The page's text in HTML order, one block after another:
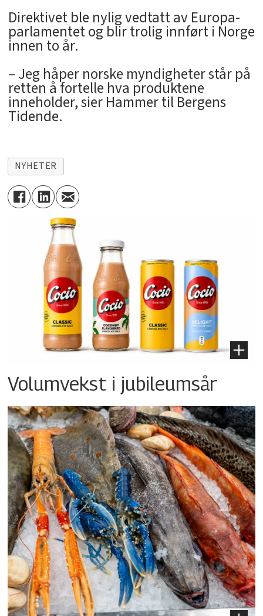
Direktivet ble nylig vedtatt av Europa-
parlamentet og blir trolig innført i Norge
innen to år.
– Jeg håper norske myndigheter står på
retten å fortelle hva produktene
inneholder, sier Hammer til Bergens
Tidende.
NYHETER
Volumvekst i jubileumsår